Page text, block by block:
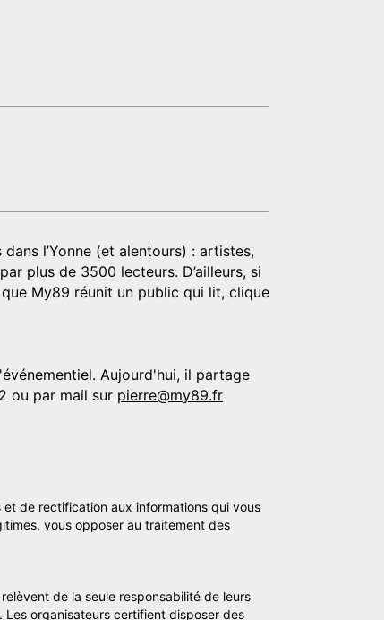
l’Yonne (et alentours) : artistes,
plus de 3500 lecteurs. D’ailleurs, si
My89 réunit un public qui lit, clique
Aujourd'hui, il partage
ou par mail sur pierre@my89.fr
de rectification aux informations qui vous
vous opposer au traitement des
de la seule responsabilité de leurs
organisateurs certifient disposer des